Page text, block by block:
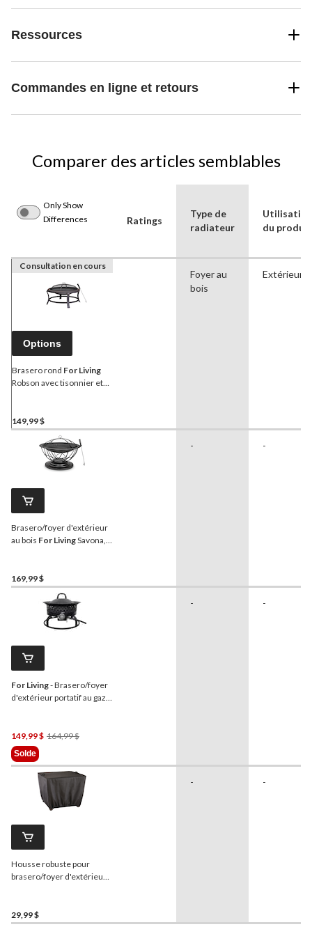
Ressources
Commandes en ligne et retours
Comparer des articles semblables
Only Show
Differences
Ratings
Type de
radiateur
du produit
Consultation en cours
Options
Brasero rond For Living
Robson avec tisonnier et
149,99 $
Foyer au
bois
Extérieur
Brasero/foyer d'extérieur
au bois For LivingSavona,
169,99 $
- -
For Living- Brasero/foyer
d'extérieur portatif au gaz
149,99 $ 164,99 $Prix
164,99 $
Solde
- -
Housse robuste pour
brasero/foyer d'extérieur
29,99 $
- -